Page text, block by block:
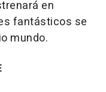
en
fantásticos se
mundo.